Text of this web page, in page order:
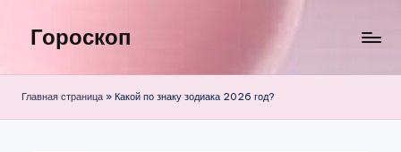
Перейти
содержимому
Гороскоп
Главная страница » Какой по знаку зодиака 2026 год?